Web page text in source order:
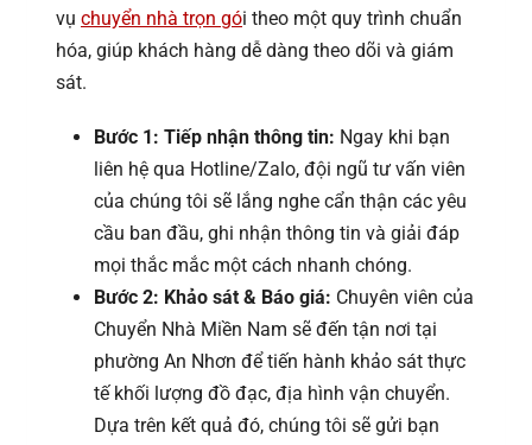
vụ chuyển nhà trọn gói theo một quy trình chuẩn
hóa, giúp khách hàng dễ dàng theo dõi và giám
sát.
Bước 1: Tiếp nhận thông tin: Ngay khi bạn
liên hệ qua Hotline/Zalo, đội ngũ tư vấn viên
của chúng tôi sẽ lắng nghe cẩn thận các yêu
cầu ban đầu, ghi nhận thông tin và giải đáp
mọi thắc mắc một cách nhanh chóng.
Bước 2: Khảo sát & Báo giá: Chuyên viên của
Chuyển Nhà Miền Nam sẽ đến tận nơi tại
phường An Nhơn để tiến hành khảo sát thực
tế khối lượng đồ đạc, địa hình vận chuyển.
Dựa trên kết quả đó, chúng tôi sẽ gửi bạn